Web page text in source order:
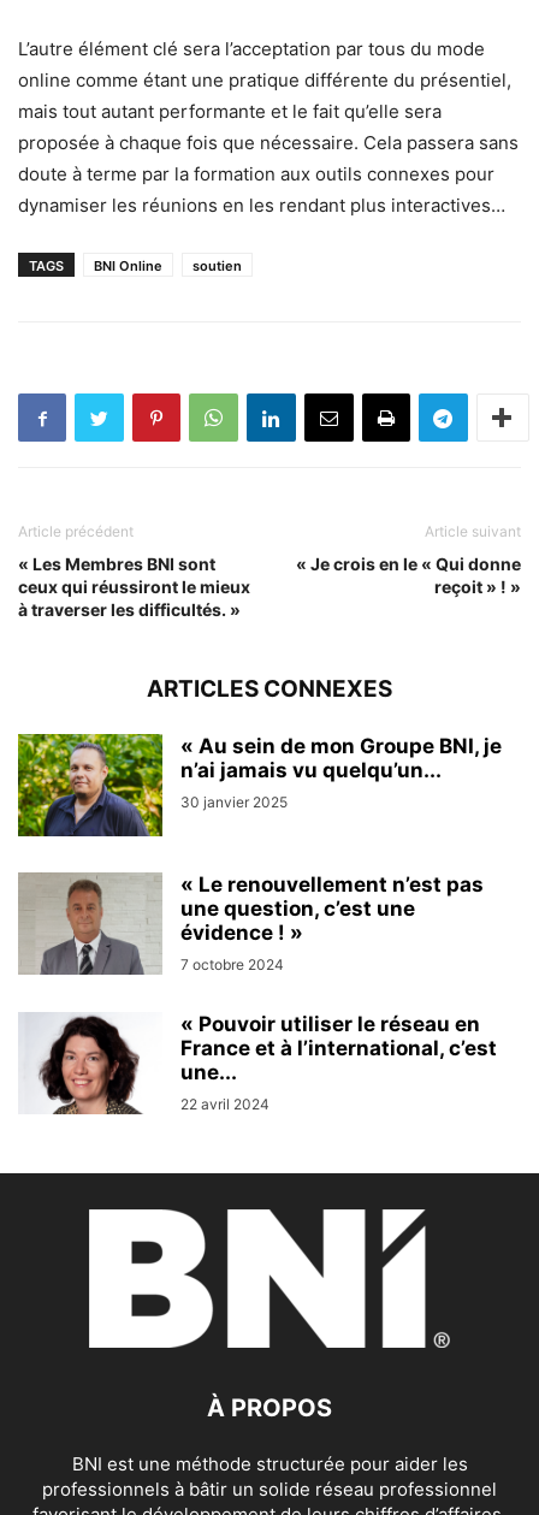
L’autre élément clé sera l’acceptation par tous du mode
online comme étant une pratique différente du présentiel,
mais tout autant performante et le fait qu’elle sera
proposée à chaque fois que nécessaire. Cela passera sans
doute à terme par la formation aux outils connexes pour
dynamiser les réunions en les rendant plus interactives…
TAGS BNI Online soutien
Article précédent
« Les Membres BNI sont
ceux qui réussiront le mieux
à traverser les difficultés. »
Article suivant
« Je crois en le « Qui donne
reçoit » ! »
ARTICLES CONNEXES
« Au sein de mon Groupe BNI, je
n’ai jamais vu quelqu’un...
30 janvier 2025
« Le renouvellement n’est pas
une question, c’est une
évidence ! »
7 octobre 2024
« Pouvoir utiliser le réseau en
France et à l’international, c’est
une...
22 avril 2024
À PROPOS
BNI est une méthode structurée pour aider les
professionnels à bâtir un solide réseau professionnel